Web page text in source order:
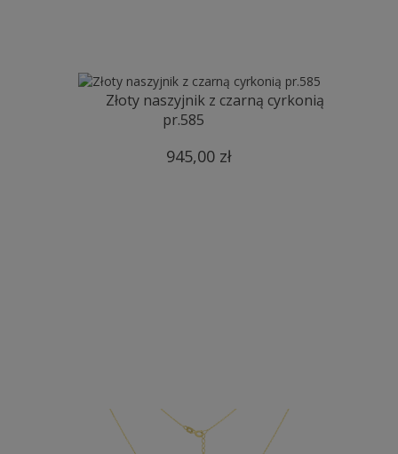
Złoty naszyjnik z czarną cyrkonią
pr.585
945,00 zł